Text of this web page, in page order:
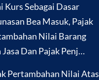
Kurs Sebagai Dasar
Bea Masuk, Pajak
Nilai Barang
Jasa Dan Pajak Penj…
Pertambahan Nilai Atas